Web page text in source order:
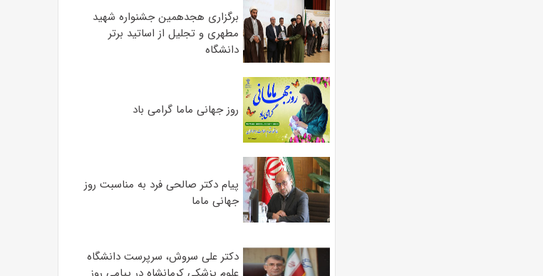
برگزاری هجدهمین جشنواره شهید
مطهری و تجلیل از اساتید برتر
دانشگاه
روز جهانی ماما گرامی باد
پیام دکتر صالحی فرد به مناسبت روز
جهانی ماما
دکتر علی سروش، سرپرست دانشگاه